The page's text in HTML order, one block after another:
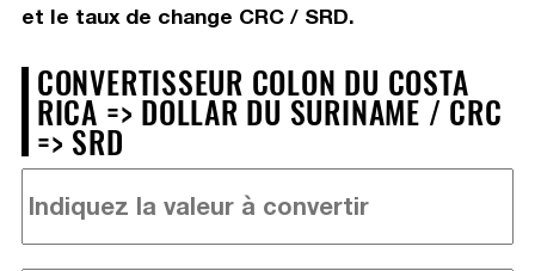
et le taux de change CRC / SRD.
CONVERTISSEUR COLON DU COSTA
RICA => DOLLAR DU SURINAME / CRC
=> SRD